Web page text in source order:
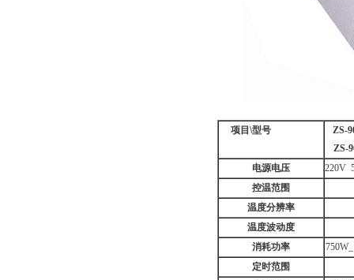
项目 \型号
ZS-
ZS-
电源电压
220V
控温范围
温度分辨率
温度波动度
消耗功率
定时范围